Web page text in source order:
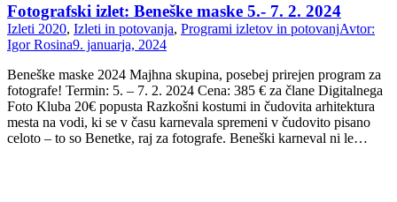
Fotografski izlet: Beneške maske 5.- 7. 2. 2024
Izleti 2020, Izleti in potovanja, Programi izletov in potovanjAvtor:
Igor Rosina9. januarja, 2024
Beneške maske 2024 Majhna skupina, posebej prirejen program za
fotografe! Termin: 5. – 7. 2. 2024 Cena: 385 € za člane Digitalnega
Foto Kluba 20€ popusta Razkošni kostumi in čudovita arhitektura
mesta na vodi, ki se v času karnevala spremeni v čudovito pisano
celoto – to so Benetke, raj za fotografe. Beneški karneval ni le…